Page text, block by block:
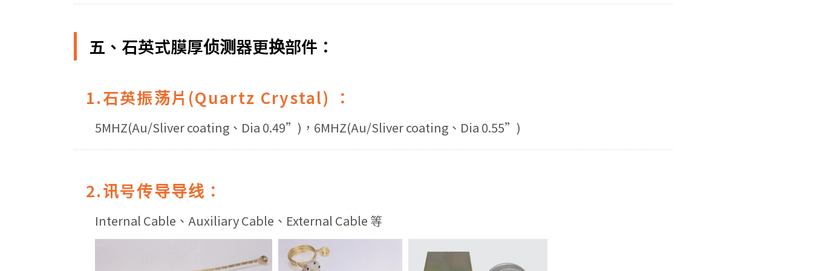
五、石英式膜厚侦测器更换部件：
1.石英振荡片(Quartz Crystal) ：
5MHZ(Au/Sliver coating、Dia 0.49”)，6MHZ(Au/Sliver coating、Dia 0.55”)
2.讯号传导导线：
Internal Cable、Auxiliary Cable、External Cable 等